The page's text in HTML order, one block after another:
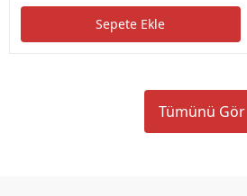
Sepete Ekle
Tümünü Gör